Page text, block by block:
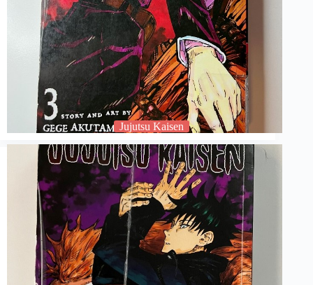
Jujutsu Kaisen